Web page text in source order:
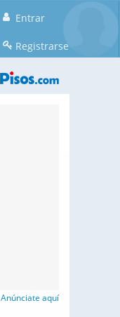
Entrar
Registrarse
Anúnciate aquí